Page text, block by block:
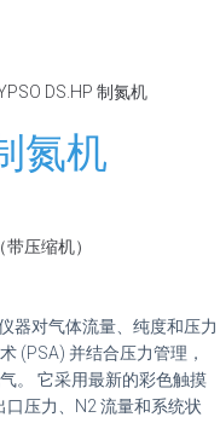
DS.HP 制氮机
氮机
带压缩机）
器对气体流量、纯度和压力
(PSA) 并结合压力管理，
。 它采用最新的彩色触摸
压力、N2 流量和系统状